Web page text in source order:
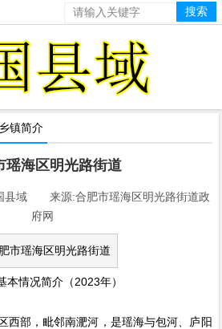
乡镇简介
瑶海区明光路街道
域 来源:合肥市瑶海区明光路街道政
府网
情况简介（2023年）
部，毗邻南淝河，是瑶海与包河、庐阳